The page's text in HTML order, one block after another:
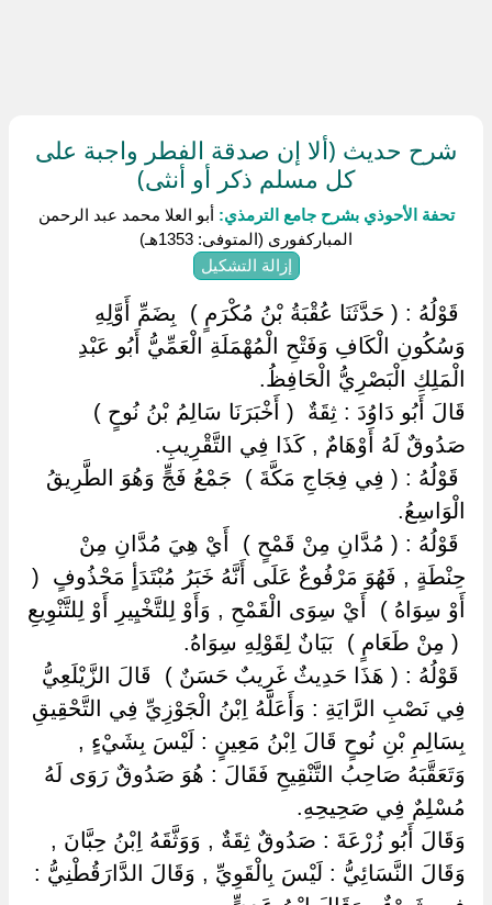
شرح حديث (ألا إن صدقة الفطر واجبة على
كل مسلم ذكر أو أنثى)
تحفة الأحوذي بشرح جامع الترمذي: أبو العلا محمد عبد الرحمن
المباركفورى (المتوفى: 1353هـ)
إزالة التشكيل
‏ ‏قَوْلُهُ : ( حَدَّثَنَا عُقْبَةُ بْنُ مُكْرَمٍ ) ‏ ‏بِضَمِّ أَوَّلِهِ
وَسُكُونِ الْكَافِ وَفَتْحِ الْمُهْمَلَةِ الْعَمِّيُّ أَبُو عَبْدِ
الْمَلِكِ الْبَصْرِيُّ الْحَافِظُ.
قَالَ أَبُو دَاوُدَ : ثِقَةٌ ‏ ‏( أَخْبَرَنَا سَالِمُ بْنُ نُوحٍ ) ‏
‏صَدُوقٌ لَهُ أَوْهَامٌ , كَذَا فِي التَّقْرِيبِ.
‏ ‏قَوْلُهُ : ( فِي فِجَاجِ مَكَّةَ ) ‏ ‏جَمْعُ فَجٍّ وَهُوَ الطَّرِيقُ
الْوَاسِعُ.
‏ ‏قَوْلُهُ : ( مُدَّانِ مِنْ قَمْحٍ ) ‏ ‏أَيْ هِيَ مُدَّانِ مِنْ
حِنْطَةٍ , فَهُوَ مَرْفُوعٌ عَلَى أَنَّهُ خَبَرُ مُبْتَدَأٍ مَحْذُوفٍ ‏ ‏(
أَوْ سِوَاهُ ) ‏ ‏أَيْ سِوَى الْقَمْحِ , وَأَوْ لِلتَّخْيِيرِ أَوْ لِلتَّنْوِيعِ
‏ ‏( مِنْ طَعَامٍ ) ‏ ‏بَيَانٌ لِقَوْلِهِ سِوَاهُ.
‏ ‏قَوْلُهُ : ( هَذَا حَدِيثٌ غَرِيبٌ حَسَنٌ ) ‏ ‏قَالَ الزَّيْلَعِيُّ
فِي نَصْبِ الرَّايَةِ : وَأَعَلَّهُ اِبْنُ الْجَوْزِيِّ فِي التَّحْقِيقِ
بِسَالِمِ بْنِ نُوحٍ قَالَ اِبْنُ مَعِينٍ : لَيْسَ بِشَيْءٍ ,
وَتَعَقَّبَهُ صَاحِبُ التَّنْقِيحِ فَقَالَ : هُوَ صَدُوقٌ رَوَى لَهُ
مُسْلِمٌ فِي صَحِيحِهِ.
وَقَالَ أَبُو زُرْعَةَ : صَدُوقٌ ثِقَةٌ , وَوَثَّقَهُ اِبْنُ حِبَّانَ ,
وَقَالَ النَّسَائِيُّ : لَيْسَ بِالْقَوِيِّ , وَقَالَ الدَّارَقُطْنِيُّ :